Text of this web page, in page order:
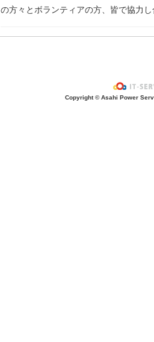
の方々とボランティアの方、皆で協力
Copyright © Asahi Power